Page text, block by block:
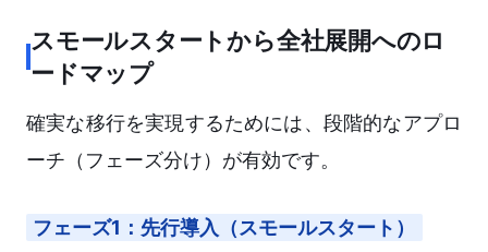
スモールスタートから全社展開へのロ
ードマップ
確実な移行を実現するためには、段階的なアプロ
ーチ（フェーズ分け）が有効です。
フェーズ1：先行導入（スモールスタート）